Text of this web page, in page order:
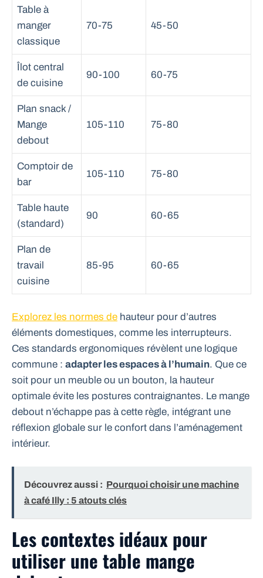
Table à
manger
classique
70-75 45-50
Îlot central
de cuisine
90-100 60-75
Plan snack /
Mange
debout
105-110 75-80
Comptoir de
bar
105-110 75-80
Table haute
(standard)
90 60-65
Plan de
travail
cuisine
85-95 60-65
Explorez les normes de hauteur pour d’autres
éléments domestiques, comme les interrupteurs.
Ces standards ergonomiques révèlent une logique
commune : adapter les espaces à l’humain. Que ce
soit pour un meuble ou un bouton, la hauteur
optimale évite les postures contraignantes. Le mange
debout n’échappe pas à cette règle, intégrant une
réflexion globale sur le confort dans l’aménagement
intérieur.
Découvrez aussi : Pourquoi choisir une machine
à café Illy : 5 atouts clés
Les contextes idéaux pour
utiliser une table mange